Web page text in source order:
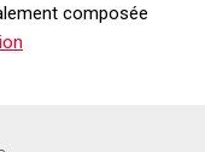
composée